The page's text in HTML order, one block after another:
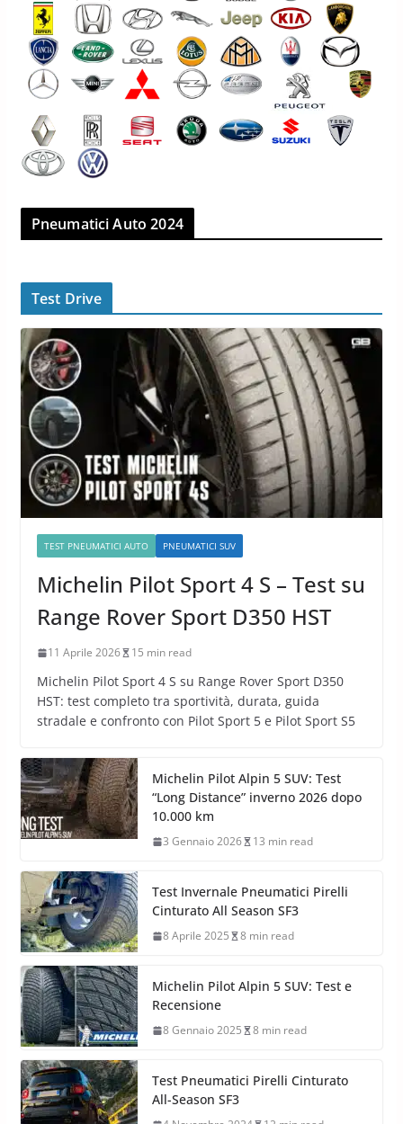
Pneumatici Auto 2024
Test Drive
TEST PNEUMATICI AUTO PNEUMATICI SUV
Michelin Pilot Sport 4 S – Test su
Range Rover Sport D350 HST
11 Aprile 2026 15 min read
Michelin Pilot Sport 4 S su Range Rover Sport D350
HST: test completo tra sportività, durata, guida
stradale e confronto con Pilot Sport 5 e Pilot Sport S5
Michelin Pilot Alpin 5 SUV: Test
“Long Distance” inverno 2026 dopo
10.000 km
3 Gennaio 2026 13 min read
Test Invernale Pneumatici Pirelli
Cinturato All Season SF3
8 Aprile 2025 8 min read
Michelin Pilot Alpin 5 SUV: Test e
Recensione
8 Gennaio 2025 8 min read
Test Pneumatici Pirelli Cinturato
All-Season SF3